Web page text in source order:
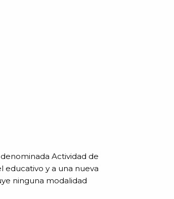
Actividad de
educativo y a una nueva
ninguna modalidad